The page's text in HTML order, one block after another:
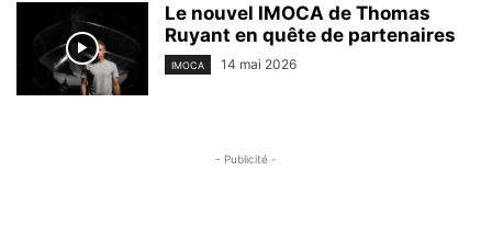
Le nouvel IMOCA de Thomas
Ruyant en quête de partenaires
IMOCA 14 mai 2026
- Publicité -